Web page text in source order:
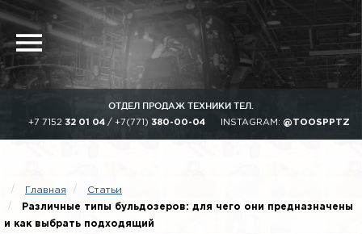
ОТДЕЛ ПРОДАЖ ТЕХНИКИ ТЕЛ.
+7 7152 32 01 04/ +7(771) 380-00-04 INSTAGRAM: @TOOSPPTZ
Главная
Статьи
Различные типы бульдозеров: для чего они предназначены
и как выбрать подходящий